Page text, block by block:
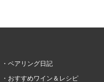
ペアリング日記
おすすめワイン＆レシピ